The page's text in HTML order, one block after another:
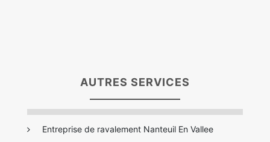
AUTRES SERVICES
Entreprise de ravalement Nanteuil En Vallee